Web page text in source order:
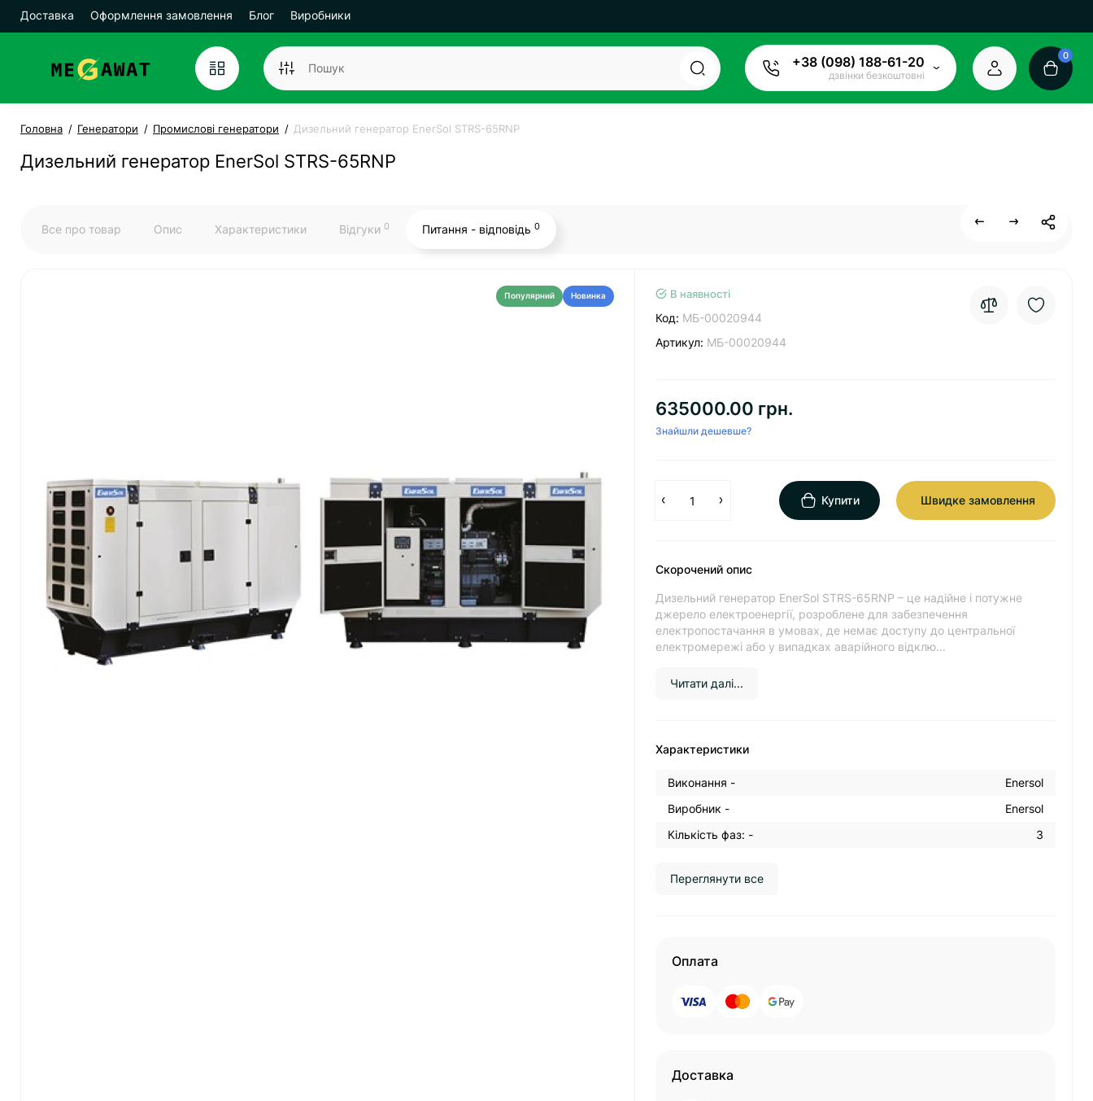
Доставка Оформлення замовлення Блог Виробники
+38 (098) 188-61-20
дзвінки безкоштовні
0
Головна Генератори Промислові генератори Дизельний генератор EnerSol STRS-65RNP
Дизельний генератор EnerSol STRS-65RNP
Все про товар Опис Характеристики Відгуки 0 Питання - відповідь 0
Популярний Новинка В наявності
Код: МБ-00020944
Артикул: МБ-00020944
635000.00 грн.
Знайшли дешевше?
Купити Швидке замовлення
Скорочений опис
Дизельний генератор EnerSol STRS-65RNP – це надійне і потужне
джерело електроенергії, розроблене для забезпечення
електропостачання в умовах, де немає доступу до центральної
електромережі або у випадках аварійного відклю...
Читати далі...
Характеристики
Виконання -
Enersol
Виробник -
Enersol
Кількість фаз: -
3
Переглянути все
Оплата
Доставка